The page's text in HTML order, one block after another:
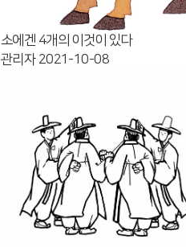
소에겐 4개의 이것이 있다
관리자 2021-10-08